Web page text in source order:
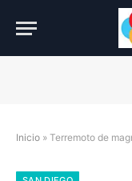
Inicio » Terremoto de